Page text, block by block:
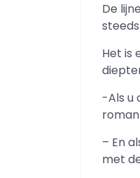
De
Het is
-Als u
– En
met